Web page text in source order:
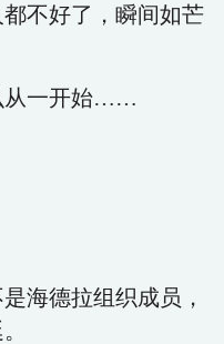
不好了，瞬间如芒
从一开始……
海德拉组织成员，